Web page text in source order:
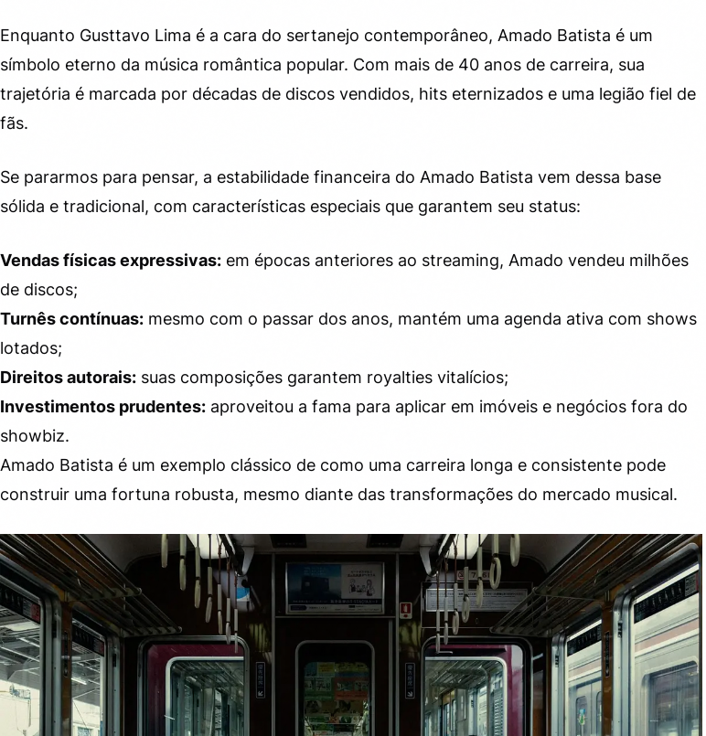
Enquanto Gusttavo Lima é a cara do sertanejo contemporâneo, Amado Batista é um
símbolo eterno da música romântica popular. Com mais de 40 anos de carreira, sua
trajetória é marcada por décadas de discos vendidos, hits eternizados e uma legião fiel de
fãs.
Se pararmos para pensar, a estabilidade financeira do Amado Batista vem dessa base
sólida e tradicional, com características especiais que garantem seu status:
Vendas físicas expressivas: em épocas anteriores ao streaming, Amado vendeu milhões
de discos;
Turnês contínuas: mesmo com o passar dos anos, mantém uma agenda ativa com shows
lotados;
Direitos autorais: suas composições garantem royalties vitalícios;
Investimentos prudentes: aproveitou a fama para aplicar em imóveis e negócios fora do
showbiz.
Amado Batista é um exemplo clássico de como uma carreira longa e consistente pode
construir uma fortuna robusta, mesmo diante das transformações do mercado musical.